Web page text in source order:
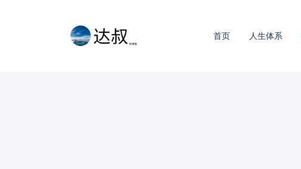
首页 人生体系